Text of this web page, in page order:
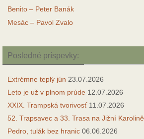
Benito – Peter Banák
Mesác – Pavol Zvalo
Posledné príspevky:
Extrémne teplý jún 23.07.2026
Leto je už v plnom prúde 12.07.2026
XXIX. Trampská tvorivosť 11.07.2026
52. Trapsavec a 33. Trasa na Jižní Karolině
Pedro, tulák bez hranic 06.06.2026